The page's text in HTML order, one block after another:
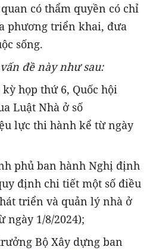
có thẩm quyền có chỉ
phương triển khai, đưa
sống.
đề này như sau:
kỳ họp thứ 6, Quốc hội
Luật Nhà ở số
lực thi hành kể từ ngày
phủ ban hành Nghị định
định chi tiết một số điều
triển và quản lý nhà ở
ngày 1/8/2024);
Bộ Xây dựng ban